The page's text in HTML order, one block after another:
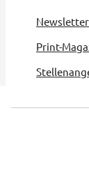
Print-